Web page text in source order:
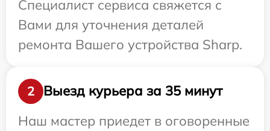
Специалист сервиса свяжется с
Вами для уточнения деталей
ремонта Вашего устройства Sharp.
2
Выезд курьера за 35 минут
Наш мастер приедет в оговоренные